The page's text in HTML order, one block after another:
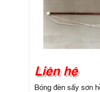
Liên hệ
Bóng đèn sấy sơn